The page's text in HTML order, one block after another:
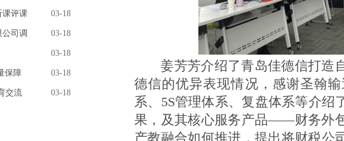
课评课 03-18
司调 03-18
03-18
保障 03-18
交流 03-18
姜芳芳介绍了青岛佳德信打造
德信的优异表现情况，感谢圣翰
系、5S管理体系、复盘体系等介
果，及其核心服务产品——财务外
产教融合如何推进，提出将财税公